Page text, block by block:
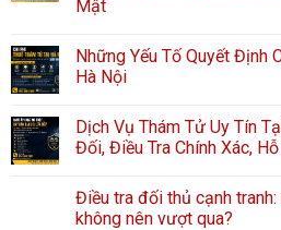
Mật
Những Yếu Tố Quyết Định
Hà Nội
Dịch Vụ Thám Tử Uy Tín
Đối, Điều Tra Chính Xác,
Điều tra đối thủ cạnh
không nên vượt qua?